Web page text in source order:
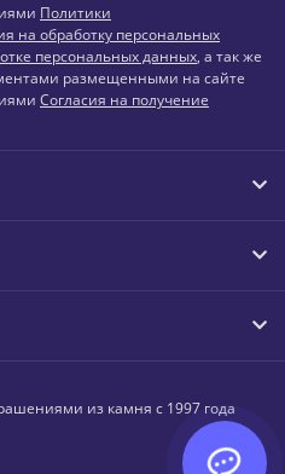
Политики
на обработку персональных
персональных данных, а так же
размещенными на сайте
Согласия на получение
из камня с 1997 года